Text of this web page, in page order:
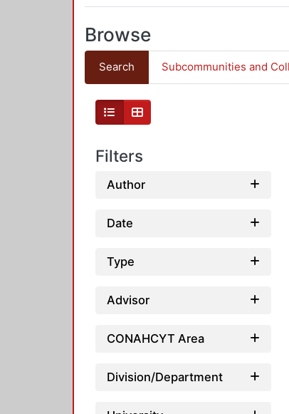
Browse
Search Subcommunities and
Filters
Author
Date
Type
Advisor
CONAHCYT Area
Division/Department